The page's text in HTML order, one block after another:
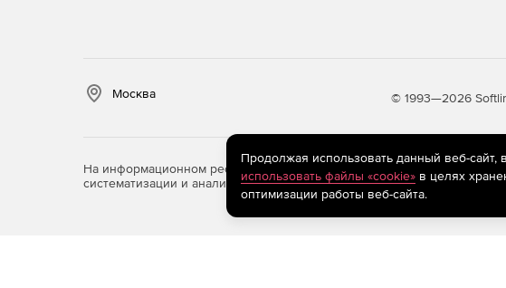
Москва © 1993—2026
На информационном ресурсе store.softline.ru применяются
систематизации и анализа сведений, относящихся к предпочтениям
Продолжая использовать данный веб-сайт,
использовать файлы «cookie»в целях
оптимизации работы веб-сайта.